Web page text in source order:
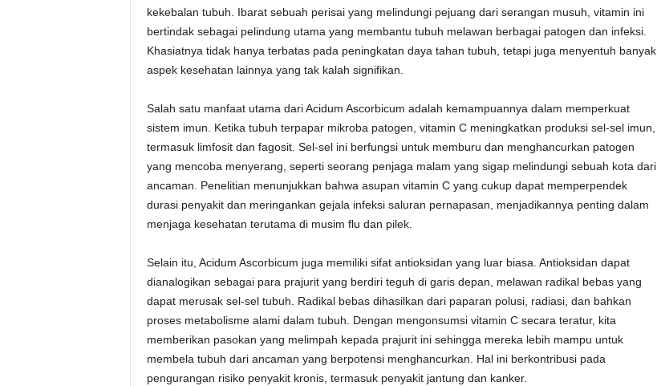
kekebalan tubuh. Ibarat sebuah perisai yang melindungi pejuang dari serangan musuh, vitamin ini
bertindak sebagai pelindung utama yang membantu tubuh melawan berbagai patogen dan infeksi.
Khasiatnya tidak hanya terbatas pada peningkatan daya tahan tubuh, tetapi juga menyentuh banyak
aspek kesehatan lainnya yang tak kalah signifikan.
Salah satu manfaat utama dari Acidum Ascorbicum adalah kemampuannya dalam memperkuat
sistem imun. Ketika tubuh terpapar mikroba patogen, vitamin C meningkatkan produksi sel-sel imun,
termasuk limfosit dan fagosit. Sel-sel ini berfungsi untuk memburu dan menghancurkan patogen
yang mencoba menyerang, seperti seorang penjaga malam yang sigap melindungi sebuah kota dari
ancaman. Penelitian menunjukkan bahwa asupan vitamin C yang cukup dapat memperpendek
durasi penyakit dan meringankan gejala infeksi saluran pernapasan, menjadikannya penting dalam
menjaga kesehatan terutama di musim flu dan pilek.
Selain itu, Acidum Ascorbicum juga memiliki sifat antioksidan yang luar biasa. Antioksidan dapat
dianalogikan sebagai para prajurit yang berdiri teguh di garis depan, melawan radikal bebas yang
dapat merusak sel-sel tubuh. Radikal bebas dihasilkan dari paparan polusi, radiasi, dan bahkan
proses metabolisme alami dalam tubuh. Dengan mengonsumsi vitamin C secara teratur, kita
memberikan pasokan yang melimpah kepada prajurit ini sehingga mereka lebih mampu untuk
membela tubuh dari ancaman yang berpotensi menghancurkan. Hal ini berkontribusi pada
pengurangan risiko penyakit kronis, termasuk penyakit jantung dan kanker.